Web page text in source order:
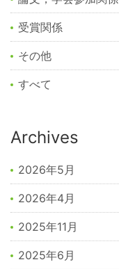
受賞関係
その他
すべて
Archives
2026年5月
2026年4月
2025年11月
2025年6月